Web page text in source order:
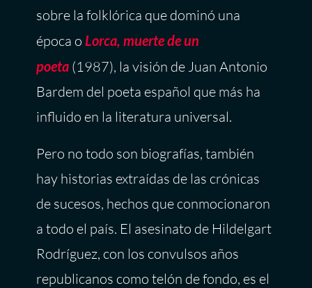
sobre la folklórica que dominó una
época oLorca, muerte de un
poeta (1987), la visión de Juan Antonio
Bardem del poeta español que más ha
influido en la literatura universal.
Pero no todo son biografías, también
hay historias extraídas de las crónicas
de sucesos, hechos que conmocionaron
a todo el país. El asesinato de Hildelgart
Rodríguez, con los convulsos años
republicanos como telón de fondo, es el